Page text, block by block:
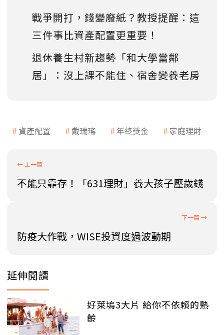
戰爭開打，錢變廢紙？教授提醒：這
三件事比資產配置更重要！
退休養生村新趨勢「和大學當鄰
居」：沒上課不能住、宿舍變養老房
資產配置 戴瑞瑤 年終獎金 家庭理財
不能只靠存！「631理財」養大孩子壓歲錢
防疫大作戰，WISE投資度過波動期
延伸閱讀
好萊塢3大片 給你不依賴的熟
齡